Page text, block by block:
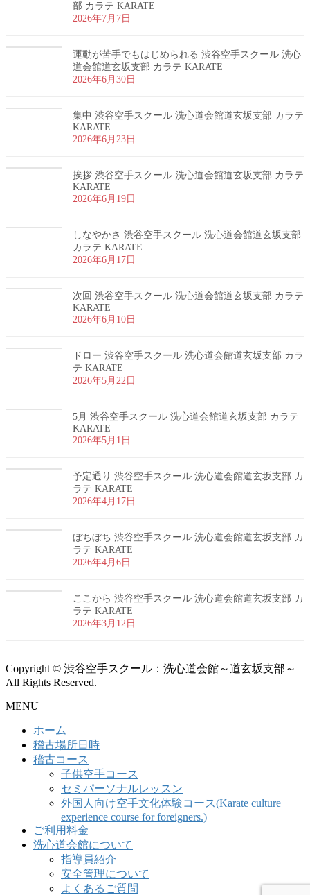
部 カラテ KARATE
2026年7月7日
運動が苦手でもはじめられる 渋谷空手スクール 洗心
道会館道玄坂支部 カラテ KARATE
2026年6月30日
集中 渋谷空手スクール 洗心道会館道玄坂支部 カラテ
KARATE
2026年6月23日
挨拶 渋谷空手スクール 洗心道会館道玄坂支部 カラテ
KARATE
2026年6月19日
しなやかさ 渋谷空手スクール 洗心道会館道玄坂支部
カラテ KARATE
2026年6月17日
次回 渋谷空手スクール 洗心道会館道玄坂支部 カラテ
KARATE
2026年6月10日
ドロー 渋谷空手スクール 洗心道会館道玄坂支部 カラ
テ KARATE
2026年5月22日
5月 渋谷空手スクール 洗心道会館道玄坂支部 カラテ
KARATE
2026年5月1日
予定通り 渋谷空手スクール 洗心道会館道玄坂支部 カ
ラテ KARATE
2026年4月17日
ぼちぼち 渋谷空手スクール 洗心道会館道玄坂支部 カ
ラテ KARATE
2026年4月6日
ここから 渋谷空手スクール 洗心道会館道玄坂支部 カ
ラテ KARATE
2026年3月12日
Copyright © 渋谷空手スクール：洗心道会館～道玄坂支部～
All Rights Reserved.
MENU
ホーム
稽古場所日時
稽古コース
子供空手コース
セミパーソナルレッスン
外国人向け空手文化体験コース(Karate culture
experience course for foreigners.)
ご利用料金
洗心道会館について
指導員紹介
安全管理について
よくあるご質問